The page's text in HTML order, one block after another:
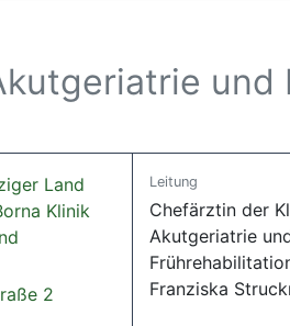
und
Land
Klinik
2
Leitung
Chefärztin der
Akutgeriatrie
Franziska